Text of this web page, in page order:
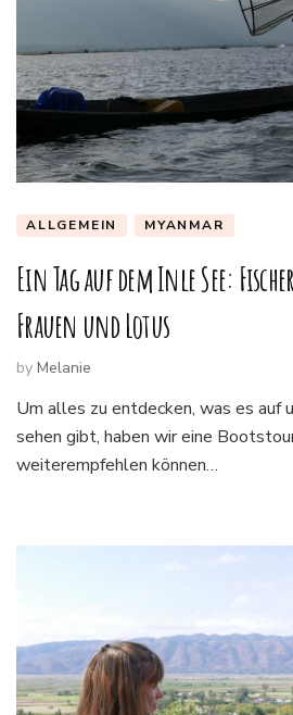
ALLGEMEIN MYANMAR
Ein Tag auf dem Inle See:
Frauen und Lotus
by Melanie
Um alles zu entdecken, was es auf
sehen gibt, haben wir eine
weiterempfehlen können…